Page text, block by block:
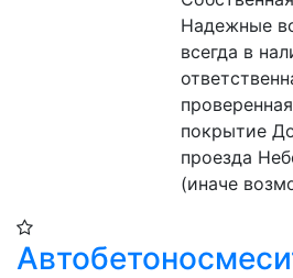
Надежные
всегда в
покрытие
проезда
(иначе